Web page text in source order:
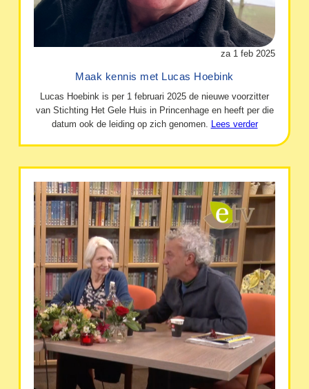
za 1 feb 2025
Maak kennis met Lucas Hoebink
Lucas Hoebink is per 1 februari 2025 de nieuwe voorzitter
van Stichting Het Gele Huis in Princenhage en heeft per die
datum ook de leiding op zich genomen. Lees verder